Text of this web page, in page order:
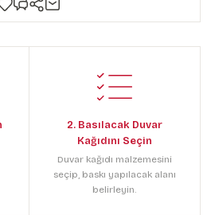
2. Basılacak Duvar
Kağıdını Seçin
Duvar kağıdı malzemesini
seçip, baskı yapılacak alanı
belirleyin.